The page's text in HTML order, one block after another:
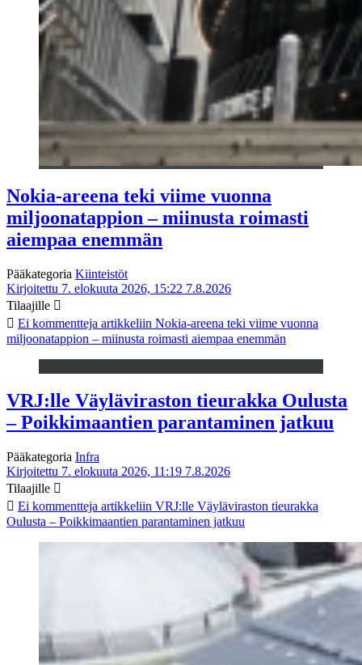
Nokia-areena teki viime vuonna
miljoonatappion – miinusta roimasti
aiempaa enemmän
Pääkategoria Kiinteistöt
Kirjoitettu 7. elokuuta 2026, 15:22 7.8.2026
Tilaajille
Ei kommentteja artikkeliin Nokia-areena teki viime vuonna
miljoonatappion – miinusta roimasti aiempaa enemmän
VRJ:lle Väyläviraston tieurakka Oulusta
– Poikkimaantien parantaminen jatkuu
Pääkategoria Infra
Kirjoitettu 7. elokuuta 2026, 11:19 7.8.2026
Tilaajille
Ei kommentteja artikkeliin VRJ:lle Väyläviraston tieurakka
Oulusta – Poikkimaantien parantaminen jatkuu